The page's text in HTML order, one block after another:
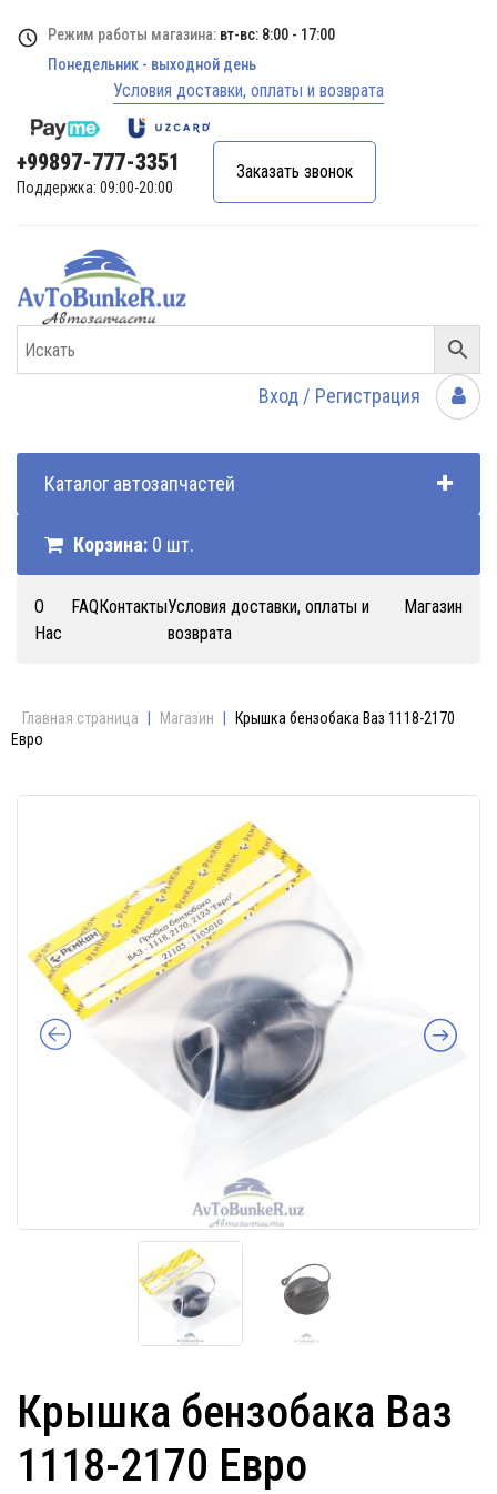
Режим работы магазина: вт-вс: 8:00 - 17:00
Понедельник - выходной день
Условия доставки, оплаты и возврата
+99897-777-3351
Поддержка: 09:00-20:00
Заказать звонок
Вход / Регистрация
Каталог автозапчастей
Корзина: 0 шт.
О
Нас
FAQКонтактыУсловия доставки, оплаты и
возврата
Магазин
Главная страница Магазин
Крышка бензобака Ваз 1118-2170
Евро
Крышка бензобака Ваз
1118-2170 Евро